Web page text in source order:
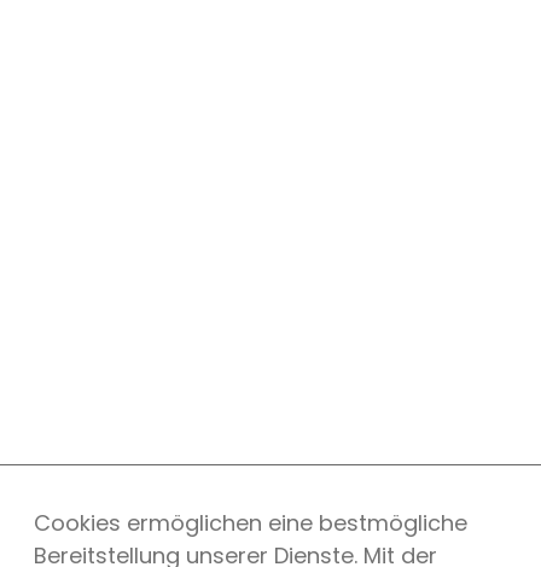
Cookies ermöglichen eine bestmögliche
Bereitstellung unserer Dienste. Mit der